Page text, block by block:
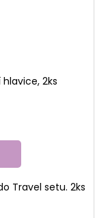
2ks
Travel setu. 2ks